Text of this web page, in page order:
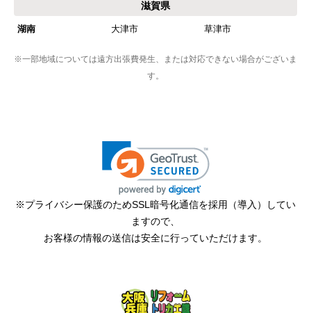
滋賀県
湖南 大津市 草津市
※一部地域については遠方出張費発生、または対応できない場合がございま
す。
※プライバシー保護のためSSL暗号化通信を採用（導入）してい
ますので、
お客様の情報の送信は安全に行っていただけます。